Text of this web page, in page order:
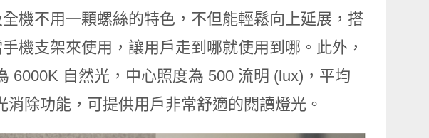
機不用一顆螺絲的特色，不但能輕鬆向上延展，搭
機支架來使用，讓用戶走到哪就使用到哪。此外，
6000K 自然光，中心照度為 500 流明 (lux)，平均
除功能，可提供用戶非常舒適的閱讀燈光。